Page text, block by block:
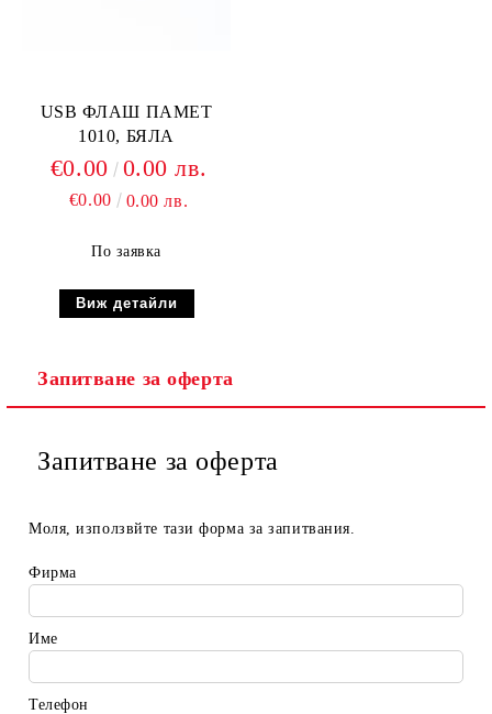
USB ФЛАШ ПАМЕТ
1010, БЯЛА
€0.00 0.00 лв.
€0.00 0.00 лв.
По заявка
Виж детайли
Запитване за оферта
Запитване за оферта
Моля, използвйте тази форма за запитвания.
Фирма
Име
Телефон